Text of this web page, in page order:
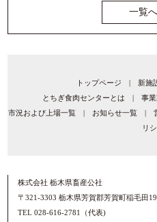
一覧
トップページ | 新施
とちぎ食肉センターとは | 事
市況および上場一覧 | お知らせ一覧 |
リ
株式会社 栃木県畜産公社
〒321-3303 栃木県芳賀郡芳賀町稲毛田
TEL 028-616-2781（代表)